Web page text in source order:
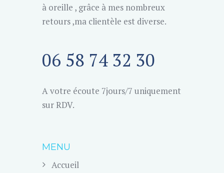
à oreille , grâce à mes nombreux
retours ,ma clientèle est diverse.
06 58 74 32 30
A votre écoute 7jours/7 uniquement
sur RDV.
MENU
Accueil